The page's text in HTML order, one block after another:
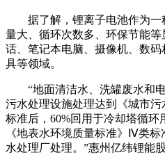
据了解，锂离子电池作为
量大、循环次数多、环保节能
话、笔记本电脑、摄像机、数
具等领域。
“地面清洁水、洗罐废水和
污水处理设施处理达到《城市污
标准后，60%回用于冷却塔循环
《地表水环境质量标准》Ⅳ类
水处理厂处理。”惠州亿纬锂能